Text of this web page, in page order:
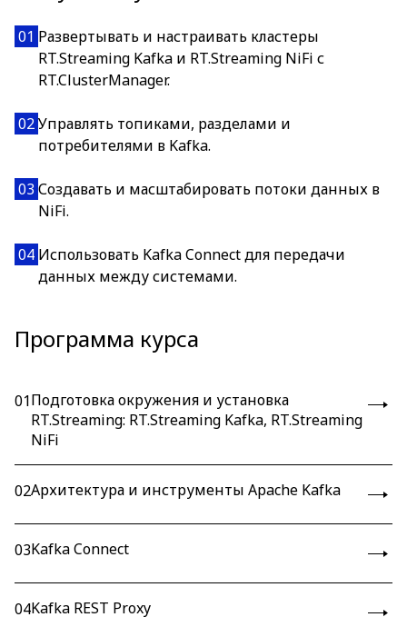
01 Развертывать и настраивать кластеры
RT.Streaming Kafka и RT.Streaming NiFi с
RT.ClusterManager.
02Управлять топиками, разделами и
потребителями в Kafka.
03 Создавать и масштабировать потоки данных в
NiFi.
04 Использовать Kafka Connect для передачи
данных между системами.
Программа курса
01Подготовка окружения и установка
RT.Streaming: RT.Streaming Kafka, RT.Streaming
NiFi
02Архитектура и инструменты Apache Kafka
03Kafka Connect
04Kafka REST Proxy